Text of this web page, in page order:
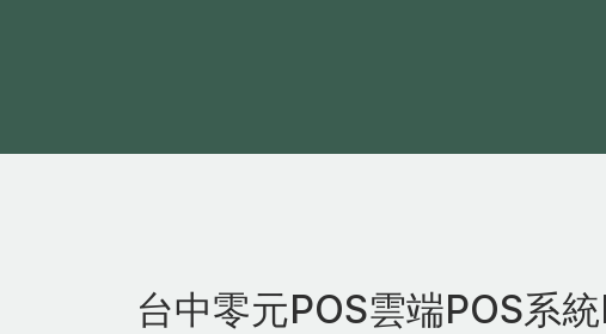
台中零元POS雲端POS系